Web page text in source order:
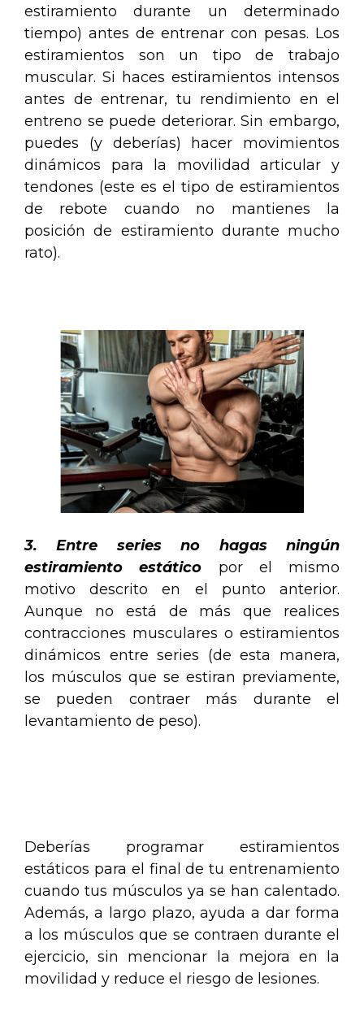
estiramiento durante un determinado
tiempo) antes de entrenar con pesas. Los
estiramientos son un tipo de trabajo
muscular. Si haces estiramientos intensos
antes de entrenar, tu rendimiento en el
entreno se puede deteriorar. Sin embargo,
puedes (y deberías) hacer movimientos
dinámicos para la movilidad articular y
tendones (este es el tipo de estiramientos
de rebote cuando no mantienes la
posición de estiramiento durante mucho
rato).
3. Entre series no hagas ningún
estiramiento estático por el mismo
motivo descrito en el punto anterior.
Aunque no está de más que realices
contracciones musculares o estiramientos
dinámicos entre series (de esta manera,
los músculos que se estiran previamente,
se pueden contraer más durante el
levantamiento de peso).
Deberías programar estiramientos
estáticos para el final de tu entrenamiento
cuando tus músculos ya se han calentado.
Además, a largo plazo, ayuda a dar forma
a los músculos que se contraen durante el
ejercicio, sin mencionar la mejora en la
movilidad y reduce el riesgo de lesiones.